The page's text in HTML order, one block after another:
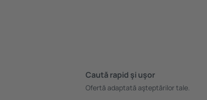
Caută rapid şi uşor
Ofertă adaptată aşteptărilor tale.